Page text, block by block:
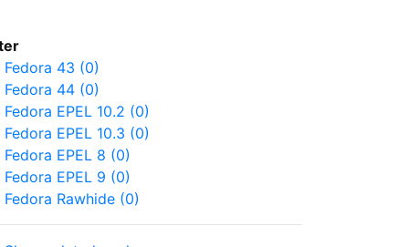
Fedora 43 (0)
Fedora 44 (0)
Fedora EPEL 10.2 (0)
Fedora EPEL 10.3 (0)
Fedora EPEL 8 (0)
Fedora EPEL 9 (0)
Fedora Rawhide (0)